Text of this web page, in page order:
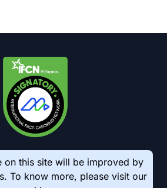
on this site will be improved by
To know more, please visit our